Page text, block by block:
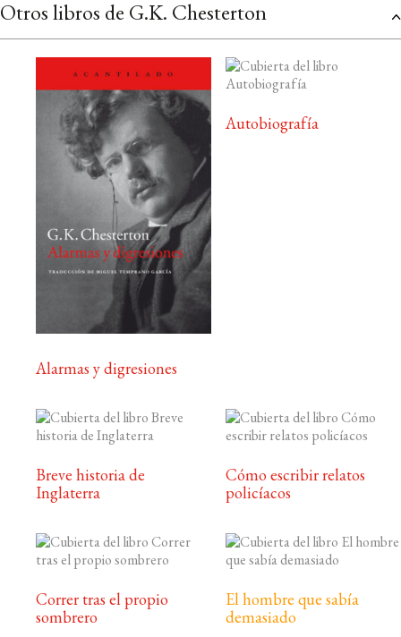
Otros libros de G.K. Chesterton
Alarmas y digresiones
Autobiografía
Breve historia de
Inglaterra
Cómo escribir relatos
policíacos
Correr tras el propio
sombrero
El hombre que sabía
demasiado